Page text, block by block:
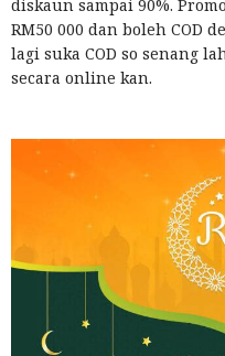
diskaun sampai 90%.
RM50 000 dan boleh COD
lagi suka COD so senang
secara online kan.